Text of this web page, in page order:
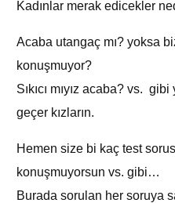
Kadınlar merak edicekler
Acaba utangaç mı? yoksa
konuşmuyor?
Sıkıcı mıyız acaba? vs.
geçer kızların.
Hemen size bi kaç test
konuşmuyorsun vs. gibi…
Burada sorulan her soruya